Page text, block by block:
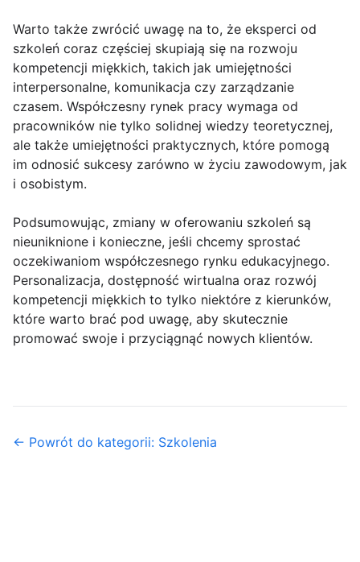
Warto także zwrócić uwagę na to, że eksperci od
szkoleń coraz częściej skupiają się na rozwoju
kompetencji miękkich, takich jak umiejętności
interpersonalne, komunikacja czy zarządzanie
czasem. Współczesny rynek pracy wymaga od
pracowników nie tylko solidnej wiedzy teoretycznej,
ale także umiejętności praktycznych, które pomogą
im odnosić sukcesy zarówno w życiu zawodowym, jak
i osobistym.
Podsumowując, zmiany w oferowaniu szkoleń są
nieuniknione i konieczne, jeśli chcemy sprostać
oczekiwaniom współczesnego rynku edukacyjnego.
Personalizacja, dostępność wirtualna oraz rozwój
kompetencji miękkich to tylko niektóre z kierunków,
które warto brać pod uwagę, aby skutecznie
promować swoje i przyciągnąć nowych klientów.
← Powrót do kategorii: Szkolenia